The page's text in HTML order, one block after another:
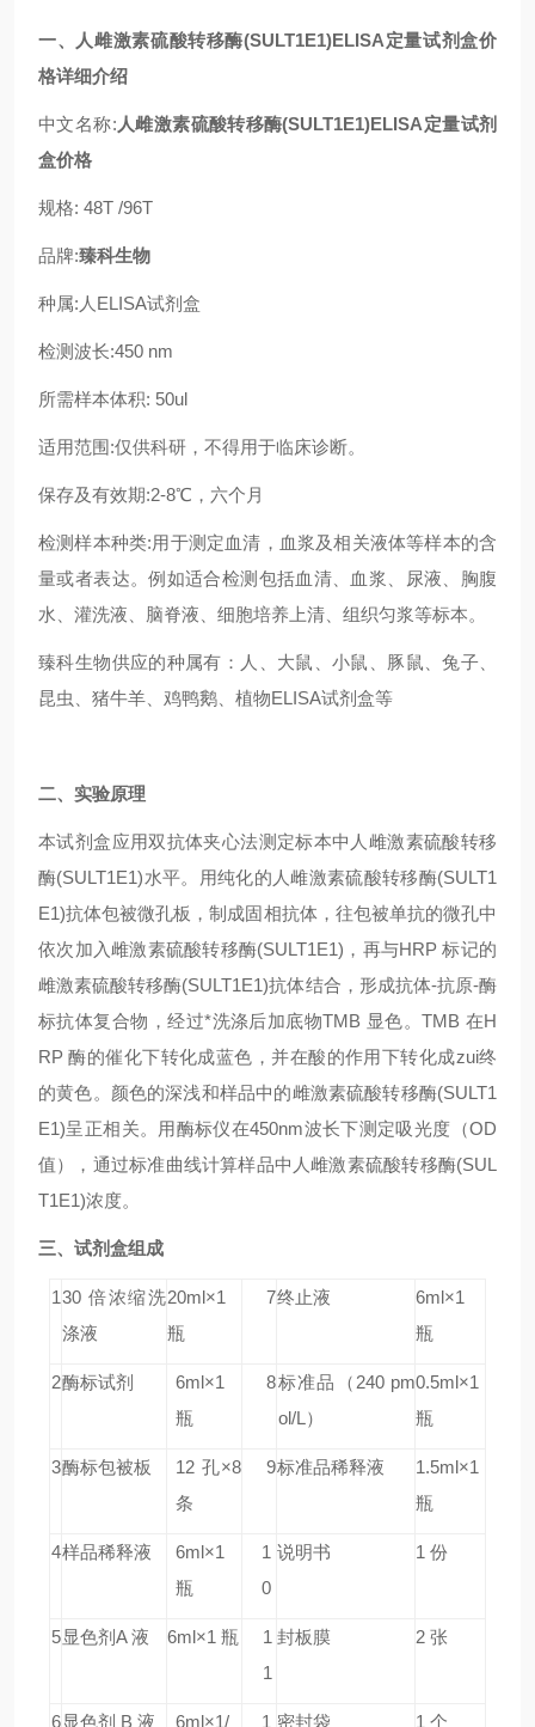
一、人雌激素硫酸转移酶(SULT1E1)ELISA定量试剂盒价
格详细介绍
中文名称: 人雌激素硫酸转移酶(SULT1E1)ELISA定量试剂
盒价格
规格: 48T /96T
品牌:臻科生物
种属:人ELISA试剂盒
检测波长:450 nm
所需样本体积: 50ul
适用范围:仅供科研，不得用于临床诊断。
保存及有效期:2-8℃，六个月
检测样本种类:用于测定血清，血浆及相关液体等样本的含
量或者表达。例如适合检测包括血清、血浆、尿液、胸腹
水、灌洗液、脑脊液、细胞培养上清、组织匀浆等标本。
臻科生物供应的种属有：人、大鼠、小鼠、豚鼠、兔子、
昆虫、猪牛羊、鸡鸭鹅、植物ELISA试剂盒等
二、实验原理
本试剂盒应用双抗体夹心法测定标本中人雌激素硫酸转移
酶(SULT1E1)水平。用纯化的人雌激素硫酸转移酶(SULT1
E1)抗体包被微孔板，制成固相抗体，往包被单抗的微孔中
依次加入雌激素硫酸转移酶(SULT1E1)，再与HRP 标记的
雌激素硫酸转移酶(SULT1E1)抗体结合，形成抗体-抗原-酶
标抗体复合物，经过*洗涤后加底物TMB 显色。TMB 在H
RP 酶的催化下转化成蓝色，并在酸的作用下转化成zui终
的黄色。颜色的深浅和样品中的雌激素硫酸转移酶(SULT1
E1)呈正相关。用酶标仪在450nm波长下测定吸光度（OD
值），通过标准曲线计算样品中人雌激素硫酸转移酶(SUL
T1E1)浓度。
三、试剂盒组成
130 倍浓缩洗
涤液
20ml×1
瓶
7终止液
6ml×1
瓶
2酶标试剂
6ml×1
瓶
8标准品
（240 pm
ol/L）
0.5ml×1
瓶
3酶标包被板
12 孔×8
条
9标准品稀释液
1.5ml×1
瓶
4样品稀释液
6ml×1
瓶
1
0
说明书 1 份
5显色剂A 液 6ml×1 瓶
1
1
封板膜 2 张
6显色剂 B 液 6ml×1/ 1 密封袋 1 个